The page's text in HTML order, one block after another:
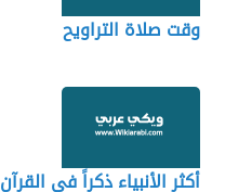
وقت صلاة التراويح
أكثر الأنبياء ذكراً في القرآن